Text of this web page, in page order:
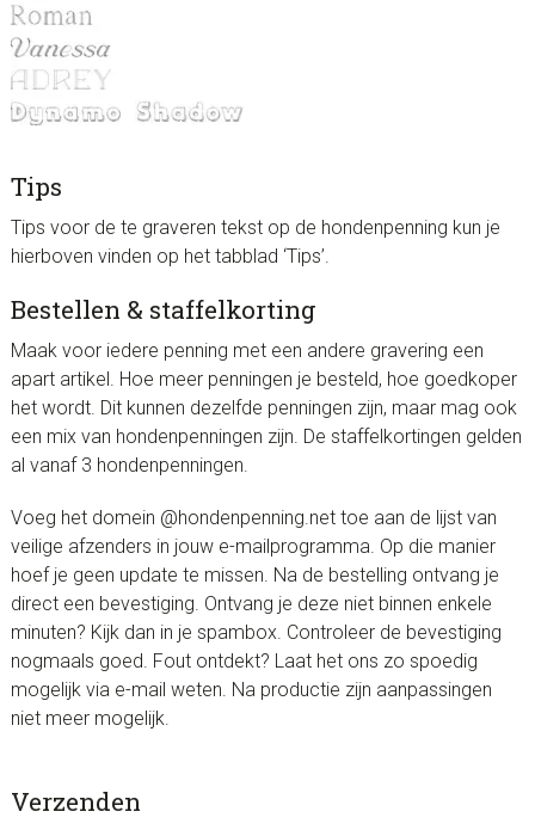
Tips
Tips voor de te graveren tekst op de hondenpenning kun je
hierboven vinden op het tabblad ‘Tips’.
Bestellen & staffelkorting
Maak voor iedere penning met een andere gravering een
apart artikel. Hoe meer penningen je besteld, hoe goedkoper
het wordt. Dit kunnen dezelfde penningen zijn, maar mag ook
een mix van hondenpenningen zijn. De staffelkortingen gelden
al vanaf 3 hondenpenningen.
Voeg het domein @hondenpenning.net toe aan de lijst van
veilige afzenders in jouw e-mailprogramma. Op die manier
hoef je geen update te missen. Na de bestelling ontvang je
direct een bevestiging. Ontvang je deze niet binnen enkele
minuten? Kijk dan in je spambox. Controleer de bevestiging
nogmaals goed. Fout ontdekt? Laat het ons zo spoedig
mogelijk via e-mail weten. Na productie zijn aanpassingen
niet meer mogelijk.
Verzenden